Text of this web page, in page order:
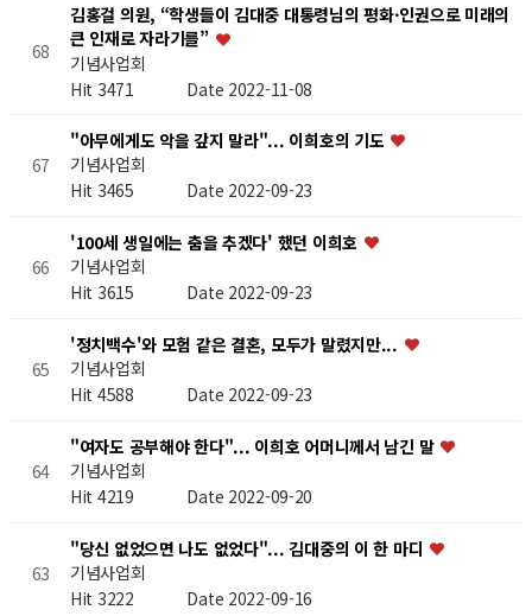
68
김홍걸 의원, “학생들이 김대중 대통령님의 평화·인권으로 미래의
큰 인재로 자라기를”
기념사업회
Hit 3471 Date 2022-11-08
67
"아무에게도 악을 갚지 말라"... 이희호의 기도
기념사업회
Hit 3465 Date 2022-09-23
66
'100세 생일에는 춤을 추겠다' 했던 이희호
기념사업회
Hit 3615 Date 2022-09-23
65
'정치백수'와 모험 같은 결혼, 모두가 말렸지만...
기념사업회
Hit 4588 Date 2022-09-23
64
"여자도 공부해야 한다"... 이희호 어머니께서 남긴 말
기념사업회
Hit 4219 Date 2022-09-20
63
"당신 없었으면 나도 없었다"... 김대중의 이 한 마디
기념사업회
Hit 3222 Date 2022-09-16